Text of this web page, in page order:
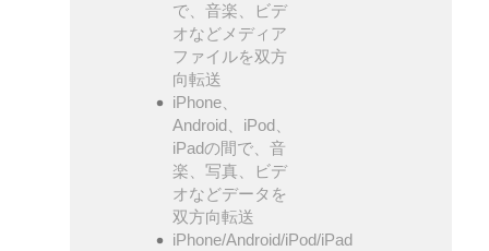
で、音楽、ビデ
オなどメディア
ファイルを双方
向転送
iPhone、
Android、iPod、
iPadの間で、音
楽、写真、ビデ
オなどデータを
双方向転送
iPhone/Android/iPod/iPad